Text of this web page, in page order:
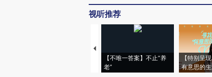
视听推荐
【不唯一答案】不止“养
老”
【特别呈
有意思的